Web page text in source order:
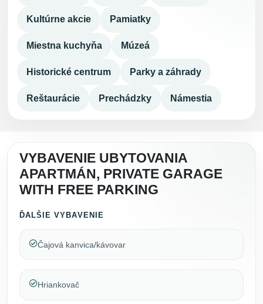
Kultúrne akcie Pamiatky
Miestna kuchyňa Múzeá
Historické centrum Parky a záhrady
Reštaurácie Prechádzky Námestia
VYBAVENIE UBYTOVANIA
APARTMÁN, PRIVATE GARAGE
WITH FREE PARKING
ĎALŠIE VYBAVENIE
Čajová kanvica/kávovar
Hriankovač